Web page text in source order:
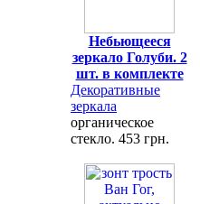
Небьющееся
зеркало Голуби. 2
шт. в комплекте
Декоративные
зеркала
органическое
стекло. 453 грн.